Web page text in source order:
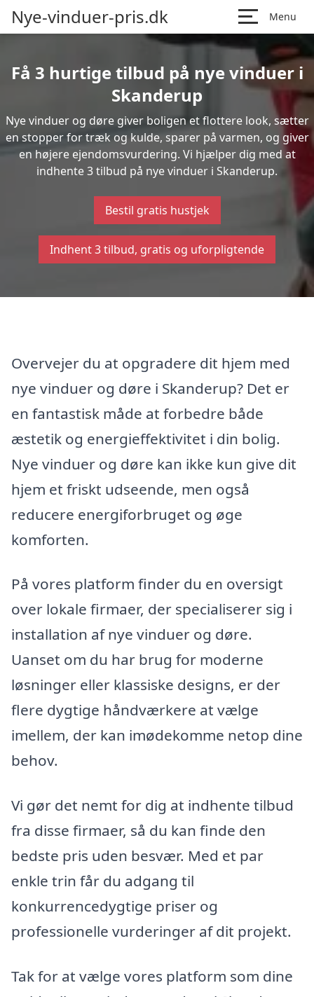
Nye-vinduer-pris.dk Menu
Få 3 hurtige tilbud på nye vinduer i
Skanderup
Nye vinduer og døre giver boligen et flottere look, sætter
en stopper for træk og kulde, sparer på varmen, og giver
en højere ejendomsvurdering. Vi hjælper dig med at
indhente 3 tilbud på nye vinduer i Skanderup.
Bestil gratis hustjek
Indhent 3 tilbud, gratis og uforpligtende
Overvejer du at opgradere dit hjem med
nye vinduer og døre i Skanderup? Det er
en fantastisk måde at forbedre både
æstetik og energieffektivitet i din bolig.
Nye vinduer og døre kan ikke kun give dit
hjem et friskt udseende, men også
reducere energiforbruget og øge
komforten.
På vores platform finder du en oversigt
over lokale firmaer, der specialiserer sig i
installation af nye vinduer og døre.
Uanset om du har brug for moderne
løsninger eller klassiske designs, er der
flere dygtige håndværkere at vælge
imellem, der kan imødekomme netop dine
behov.
Vi gør det nemt for dig at indhente tilbud
fra disse firmaer, så du kan finde den
bedste pris uden besvær. Med et par
enkle trin får du adgang til
konkurrencedygtige priser og
professionelle vurderinger af dit projekt.
Tak for at vælge vores platform som dine